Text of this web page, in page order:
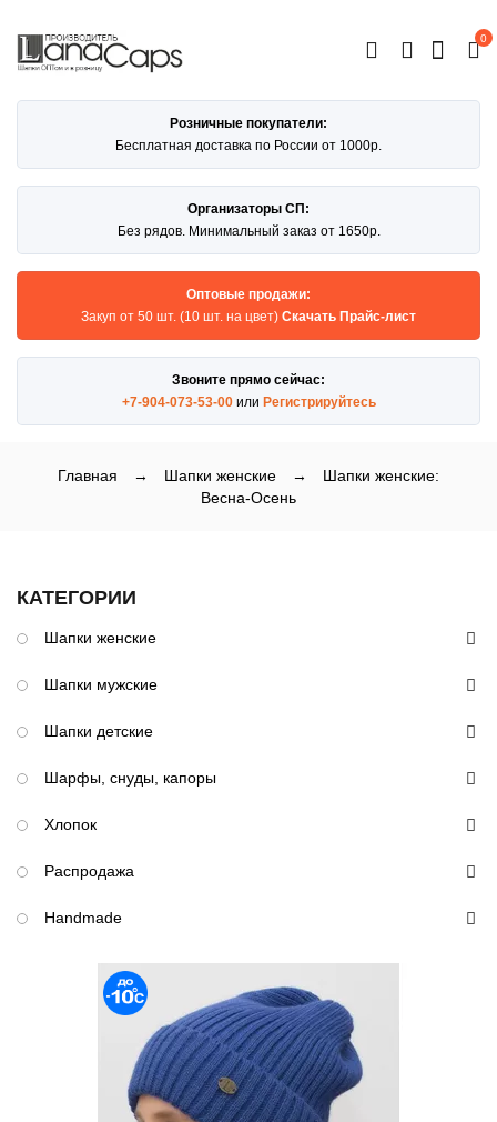
0
КАТАЛОГ
Розничные покупатели:
Бесплатная доставка по России от 1000р.
Организаторы СП:
Без рядов. Минимальный заказ от 1650р.
Оптовые продажи:
Закуп от 50 шт. (10 шт. на цвет) Скачать Прайс-лист
Звоните прямо сейчас:
+7-904-073-53-00или Регистрируйтесь
Главная → Шапки женские →
Шапки женские:
Весна-Осень
КАТЕГОРИИ
Шапки женские
Шапки мужские
Шапки детские
Шарфы, снуды, капоры
Хлопок
Распродажа
Handmade